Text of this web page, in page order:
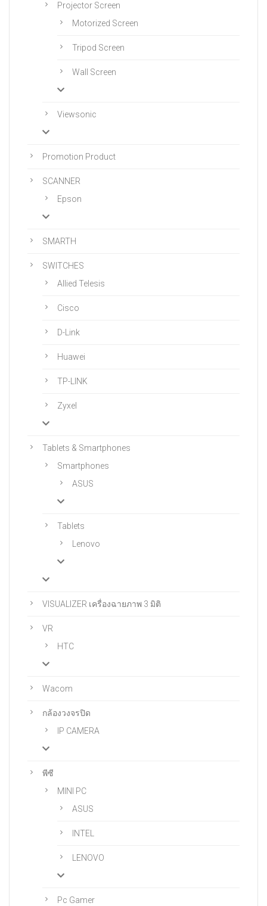
Projector Screen
Motorized Screen
Tripod Screen
Wall Screen
Viewsonic
Promotion Product
SCANNER
Epson
SMARTH
SWITCHES
Allied Telesis
Cisco
D-Link
Huawei
TP-LINK
Zyxel
Tablets & Smartphones
Smartphones
ASUS
Tablets
Lenovo
VISUALIZER เครื่องฉายภาพ 3 มิติ
VR
HTC
Wacom
กล้องวงจรปิด
IP CAMERA
พีซี
MINI PC
ASUS
INTEL
LENOVO
Pc Gamer